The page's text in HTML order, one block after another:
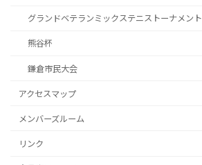
グランドベテランミックステニストーナメント
熊谷杯
鎌倉市民大会
アクセスマップ
メンバーズルーム
リンク